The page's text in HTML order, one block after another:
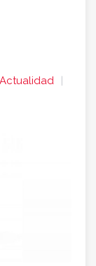
Actualidad